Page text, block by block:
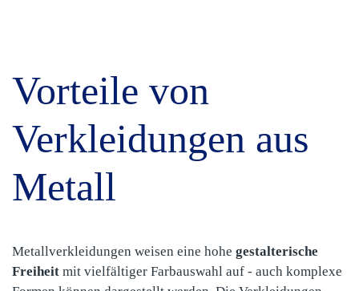
Vorteile von
Verkleidungen aus
Metall
Metallverkleidungen weisen eine hohe gestalterische
Freiheit mit vielfältiger Farbauswahl auf - auch komplexe